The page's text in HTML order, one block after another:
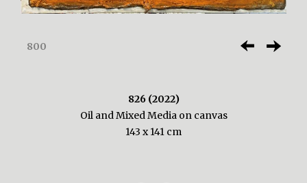
800
826 (2022)
Oil and Mixed Media on canvas
143 x 141 cm